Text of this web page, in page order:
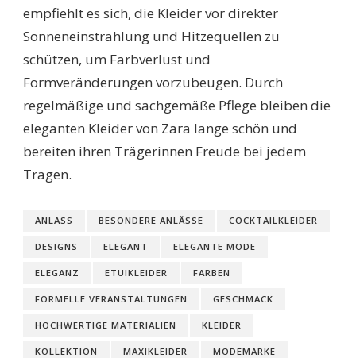
empfiehlt es sich, die Kleider vor direkter
Sonneneinstrahlung und Hitzequellen zu
schützen, um Farbverlust und
Formveränderungen vorzubeugen. Durch
regelmäßige und sachgemäße Pflege bleiben die
eleganten Kleider von Zara lange schön und
bereiten ihren Trägerinnen Freude bei jedem
Tragen.
ANLASS BESONDERE ANLÄSSE COCKTAILKLEIDER
DESIGNS ELEGANT ELEGANTE MODE
ELEGANZ ETUIKLEIDER FARBEN
FORMELLE VERANSTALTUNGEN GESCHMACK
HOCHWERTIGE MATERIALIEN KLEIDER
KOLLEKTION MAXIKLEIDER MODEMARKE